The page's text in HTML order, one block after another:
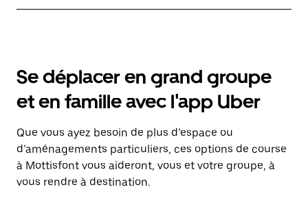
Se déplacer en grand groupe
et en famille avec l'app Uber
Que vous ayez besoin de plus d’espace ou
d’aménagements particuliers, ces options de course
à Mottisfont vous aideront, vous et votre groupe, à
vous rendre à destination.